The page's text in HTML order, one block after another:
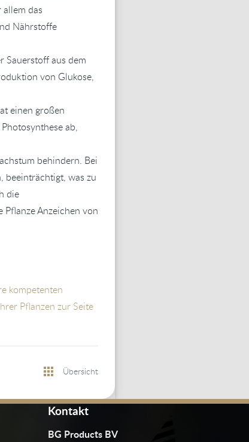
das
Nährstoffe
Sauerstoff aus dem
von Glukose,
einen großen
ab,
behindern. Bei
beeinträchtigt, was zu
die
Anzeichen von
kompetenten
Pflanzen zur Seite
Übersicht
Kontakt
BG Products BV